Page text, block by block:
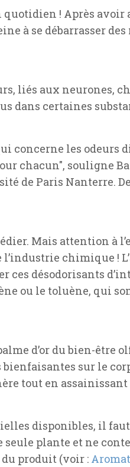
! Après avoir
à se débarrasser
liés aux neurones,
dans certaines
concerne les odeurs
chacun", souligne
de Paris Nanterre.
Mais attention à
chimique !
ces désodorisants
ou le toluène, qui
d’or du bien-être
sur le
tout en
disponibles, il faut
plante et ne
produit (voir :